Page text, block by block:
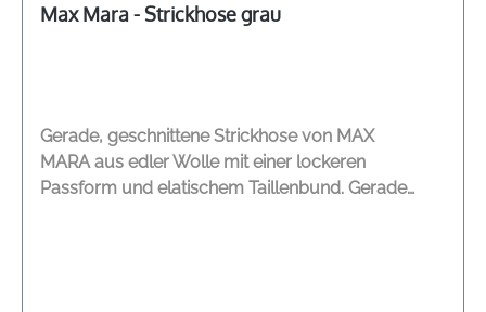
Max Mara - Strickhose grau
Gerade, geschnittene Strickhose von MAX
MARA aus edler Wolle mit einer lockeren
Passform und elatischem Taillenbund. Gerade